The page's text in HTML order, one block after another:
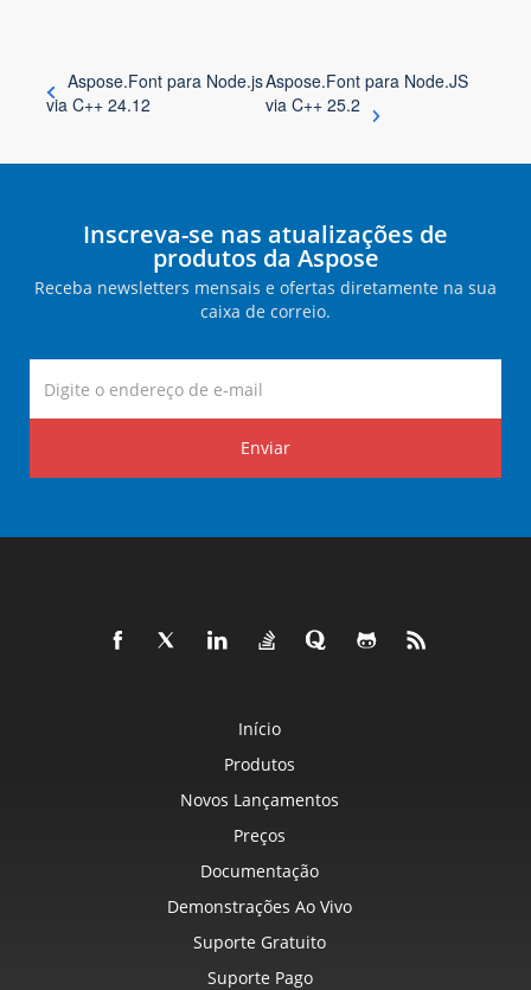
Aspose.Font para Node.js
via C++ 24.12
Aspose.Font para Node.JS
via C++ 25.2
Inscreva-se nas atualizações de
produtos da Aspose
Receba newsletters mensais e ofertas diretamente na sua
caixa de correio.
Enviar
Início
Produtos
Novos Lançamentos
Preços
Documentação
Demonstrações Ao Vivo
Suporte Gratuito
Suporte Pago